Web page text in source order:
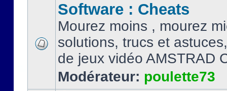
Software : Cheats
Mourez moins , mourez
solutions, trucs et
de jeux vidéo AMSTRAD
Modérateur: poulette73